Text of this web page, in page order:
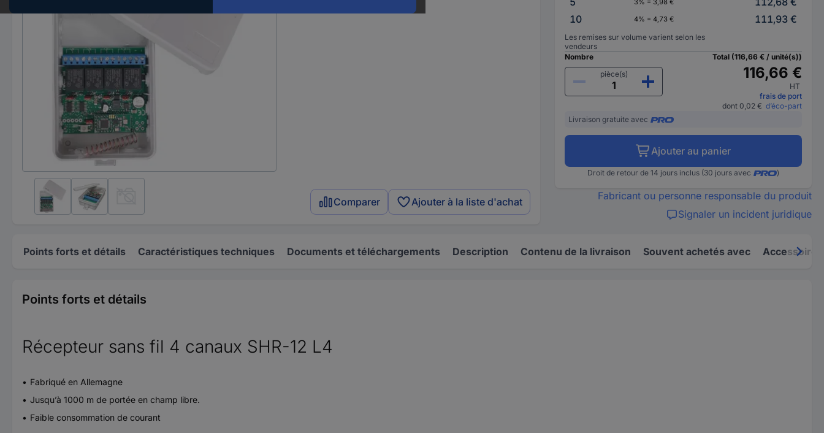
Comparer Ajouter à la liste d'achat
3% = 3,98 €
10
4% = 4,73 € 111,93 €
Les remises sur volume varient selon les
vendeurs
Nombre
pièce(s)
Total (116,66 € / unité(s))
116,66 €
HT
frais de port
dont 0,02 € d’éco-part
Livraison gratuite avec
Ajouter au panier
Droit de retour de 14 jours inclus (30 jours avec )
Fabricant ou personne responsable du produit
Signaler un incident juridique
Points forts et détails Caractéristiques techniques Documents et téléchargements Description Contenu de la livraison Souvent achetés avec Accessoires
Points forts et détails
Récepteur sans fil 4 canaux SHR-12 L4
Fabriqué en Allemagne
Jusqu’à 1000 m de portée en champ libre.
Faible consommation de courant